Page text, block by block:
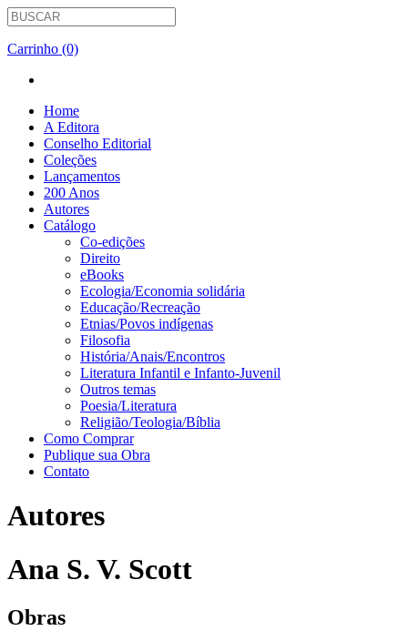
Carrinho (0)
Home
A Editora
Conselho Editorial
Coleções
Lançamentos
200 Anos
Autores
Catálogo
Co-edições
Direito
eBooks
Ecologia/Economia solidária
Educação/Recreação
Etnias/Povos indígenas
Filosofia
História/Anais/Encontros
Literatura Infantil e Infanto-Juvenil
Outros temas
Poesia/Literatura
Religião/Teologia/Bíblia
Como Comprar
Publique sua Obra
Contato
Autores
Ana S. V. Scott
Obras